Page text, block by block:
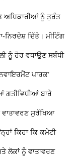
ਅਧਿਕਾਰੀਆਂ ਨੂੰ ਤੁਰੰਤ
ਦਿੱਤੇ। ਮੀਟਿੰਗ
ਨੂੰ ਹੋਰ ਵਧਾਉਣ ਸਬੰਧੀ
ਪਾਰਕ’
ਗਤੀਵਿਧੀਆਂ ਬਾਰੇ
ਵਾਤਾਵਰਣ ਸੁਰੱਖਿਆ
ਕਿਹਾ ਕਿ ਕਮੇਟੀ
ਲੋਕਾਂ ਨੂੰ ਵਾਤਾਵਰਣ